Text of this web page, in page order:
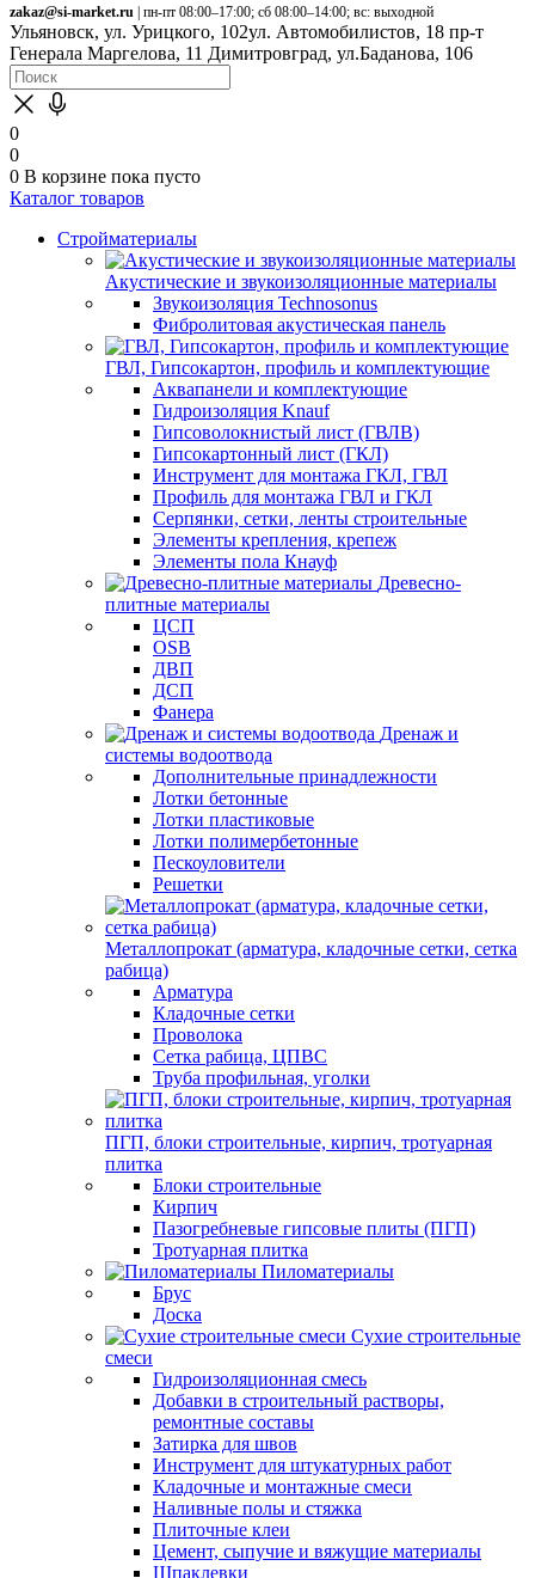
zakaz@si-market.ru | пн-пт 08:00–17:00; сб 08:00–14:00; вс: выходной
Ульяновск, ул. Урицкого, 102ул. Автомобилистов, 18 пр-т
Генерала Маргелова, 11 Димитровград, ул.Баданова, 106
0
0
0 В корзине пока пусто
Каталог товаров
Стройматериалы
Акустические и звукоизоляционные материалы
Звукоизоляция Technosonus
Фибролитовая акустическая панель
ГВЛ, Гипсокартон, профиль и комплектующие
Аквапанели и комплектующие
Гидроизоляция Knauf
Гипсоволокнистый лист (ГВЛВ)
Гипсокартонный лист (ГКЛ)
Инструмент для монтажа ГКЛ, ГВЛ
Профиль для монтажа ГВЛ и ГКЛ
Серпянки, сетки, ленты строительные
Элементы крепления, крепеж
Элементы пола Кнауф
Древесно-
плитные материалы
ЦСП
OSB
ДВП
ДСП
Фанера
Дренаж и
системы водоотвода
Дополнительные принадлежности
Лотки бетонные
Лотки пластиковые
Лотки полимербетонные
Пескоуловители
Решетки
Металлопрокат (арматура, кладочные сетки, сетка
рабица)
Арматура
Кладочные сетки
Проволока
Сетка рабица, ЦПВС
Труба профильная, уголки
ПГП, блоки строительные, кирпич, тротуарная
плитка
Блоки строительные
Кирпич
Пазогребневые гипсовые плиты (ПГП)
Тротуарная плитка
Пиломатериалы
Брус
Доска
Сухие строительные
смеси
Гидроизоляционная смесь
Добавки в строительный растворы,
ремонтные составы
Затирка для швов
Инструмент для штукатурных работ
Кладочные и монтажные смеси
Наливные полы и стяжка
Плиточные клеи
Цемент, сыпучие и вяжущие материалы
Шпаклевки